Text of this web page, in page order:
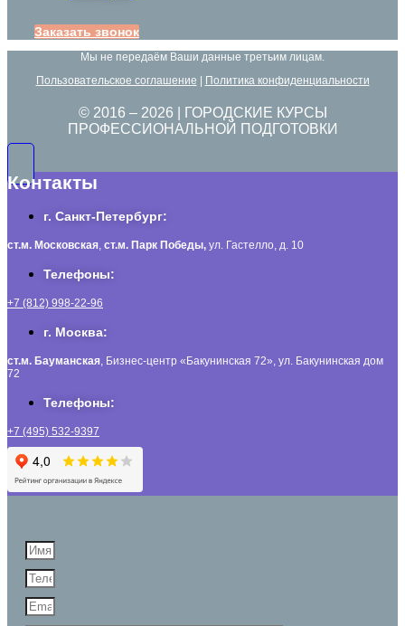
Заказать звонок
Мы не передаём Ваши данные третьим лицам.
Пользовательское соглашение | Политика конфиденциальности
© 2016 – 2026 | ГОРОДСКИЕ КУРСЫ
ПРОФЕССИОНАЛЬНОЙ ПОДГОТОВКИ
Контакты
г. Санкт-Петербург:
ст.м. Московская ст.м. Парк Победы, ул. Гастелло, д. 10
Телефоны:
+7 (812) 998-22-96
г. Москва:
ст.м. Бауманская , Бизнес-центр «Бакунинская 72», ул. Бакунинская дом
72
Телефоны:
+7 (495) 532-9397